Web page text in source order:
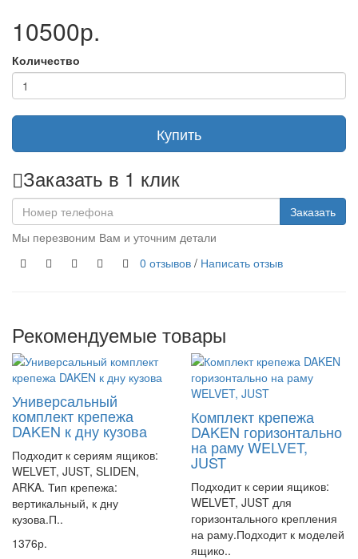
10500р.
Количество
Купить
Заказать в 1 клик
Заказать
Мы перезвоним Вам и уточним детали
0 отзывов / Написать отзыв
Рекомендуемые товары
Универсальный
комплект крепежа
DAKEN к дну кузова
Подходит к сериям ящиков:
WELVET, JUST, SLIDEN,
ARKA. Тип крепежа:
вертикальный, к дну
кузова.П..
1376р.
Комплект крепежа
DAKEN горизонтально
на раму WELVET,
JUST
Подходит к серии ящиков:
WELVET, JUST для
горизонтального крепления
на раму.Подходит к моделей
ящико..